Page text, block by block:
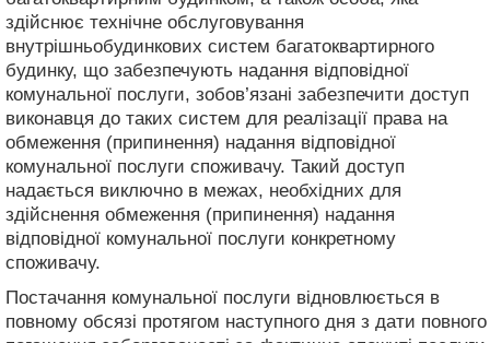
здійснює технічне обслуговування
внутрішньобудинкових систем багатоквартирного
будинку, що забезпечують надання відповідної
комунальної послуги, зобов’язані забезпечити доступ
виконавця до таких систем для реалізації права на
обмеження (припинення) надання відповідної
комунальної послуги споживачу. Такий доступ
надається виключно в межах, необхідних для
здійснення обмеження (припинення) надання
відповідної комунальної послуги конкретному
споживачу.
Постачання комунальної послуги відновлюється в
повному обсязі протягом наступного дня з дати повного